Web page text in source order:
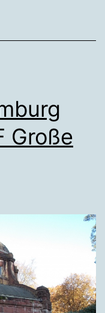
Große